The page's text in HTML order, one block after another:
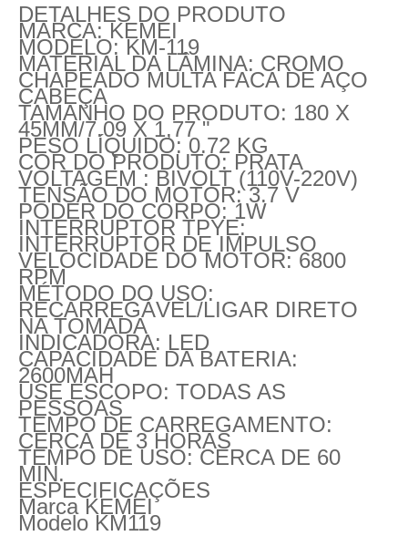
DETALHES DO PRODUTO
MARCA: KEMEI
MODELO: KM-119
MATERIAL DA LÂMINA: CROMO
CHAPEADO MULTA FACA DE AÇO
CABEÇA
TAMANHO DO PRODUTO: 180 X
45MM/7.09 X 1,77 "
PESO LÍQUIDO: 0.72 KG
COR DO PRODUTO: PRATA
VOLTAGEM : BIVOLT (110V-220V)
TENSÃO DO MOTOR: 3.7 V
PODER DO CORPO: 1W
INTERRUPTOR TPYE:
INTERRUPTOR DE IMPULSO
VELOCIDADE DO MOTOR: 6800
RPM
MÉTODO DO USO:
RECARREGÁVEL/LIGAR DIRETO
NA TOMADA
INDICADORA: LED
CAPACIDADE DA BATERIA:
2600MAH
USE ESCOPO: TODAS AS
PESSOAS
TEMPO DE CARREGAMENTO:
CERCA DE 3 HORAS
TEMPO DE USO: CERCA DE 60
MIN.
ESPECIFICAÇÕES
Marca KEMEI
Modelo KM119